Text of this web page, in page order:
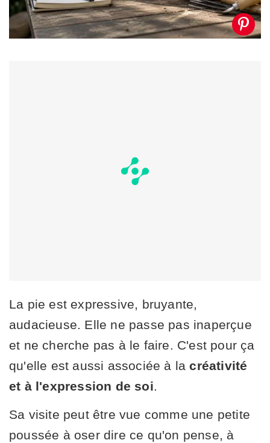
La pie est expressive, bruyante,
audacieuse. Elle ne passe pas inaperçue
et ne cherche pas à le faire. C'est pour ça
qu'elle est aussi associée à lacréativité
et à l'expression de soi.
Sa visite peut être vue comme une petite
poussée à oser dire ce qu'on pense, à